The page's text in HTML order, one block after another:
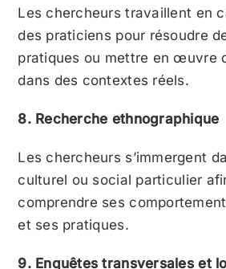
Les chercheurs travaillent en
des praticiens pour résoudre
pratiques ou mettre en œuvre
dans des contextes réels.
8. Recherche ethnographique
Les chercheurs s’immergent
culturel ou social particulier
comprendre ses
et ses pratiques.
9. Enquêtes transversales et